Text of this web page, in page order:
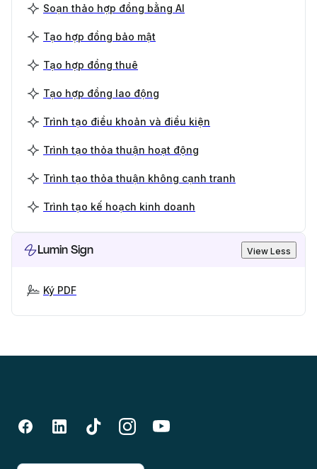
Soạn thảo hợp đồng bằng AI
Tạo hợp đồng bảo mật
Tạo hợp đồng thuê
Tạo hợp đồng lao động
Trình tạo điều khoản và điều kiện
Trình tạo thỏa thuận hoạt động
Trình tạo thỏa thuận không cạnh tranh
Trình tạo kế hoạch kinh doanh
Lumin Sign View Less
Ký PDF